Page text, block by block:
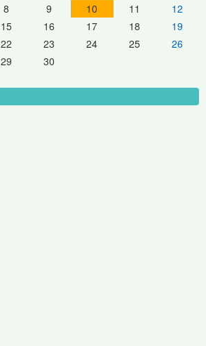
8 9 10 11
12
15 16 17 18
19
22 23 24 25
26
29 30